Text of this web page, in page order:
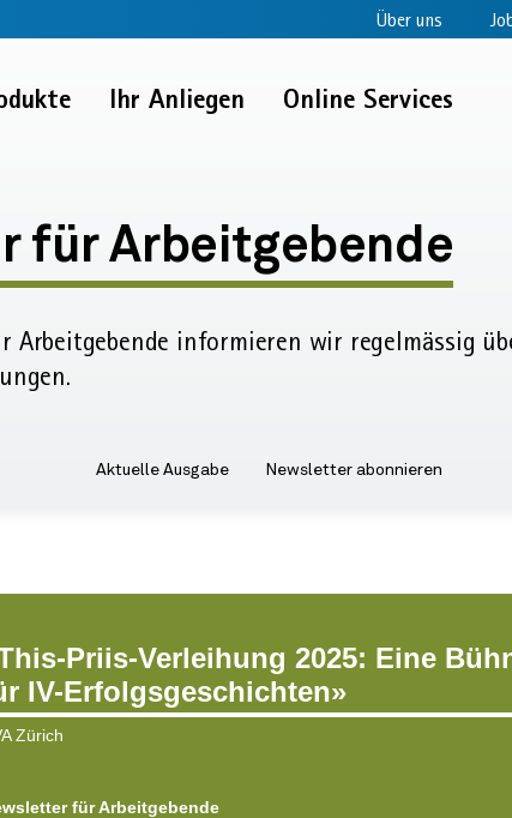
Über uns
Ihr Anliegen Online Services
für Arbeitgebende
Arbeit­gebende informieren wir regel­mässig
Aktuelle Ausgabe Newsletter abonnieren
Priis-Verleihung 2025: Eine
IV-Erfolgsgeschichten»
Zürich
für Arbeitgebende